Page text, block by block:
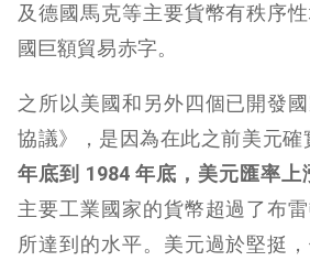
及德國馬克等主要貨幣有秩序
國巨額貿易赤字。
之所以美國和另外四個已開發
協議》，是因為在此之前美元確
年底到 1984 年底，美元匯率上
主要工業國家的貨幣超過了布
所達到的水平。美元過於堅挺